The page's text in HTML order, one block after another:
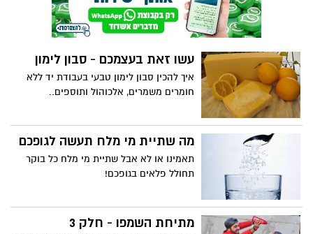
עשו זאת בעצמכם - סבון לימון
איך להכין סבון לימון טבעי בעבודת יד ללא
חומרים משמרים, אלכוהול ותוספים..
מה שתיית מי מלח תעשה לגופכם
תאמינו או לא אבל שתיית מי מלח כל בוקר
תחולל פלאים בגופכם!
מתיחת השמפו - חלק 3